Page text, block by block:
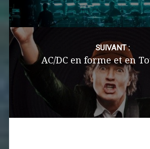
SUIVANT :
AC/DC en forme et en